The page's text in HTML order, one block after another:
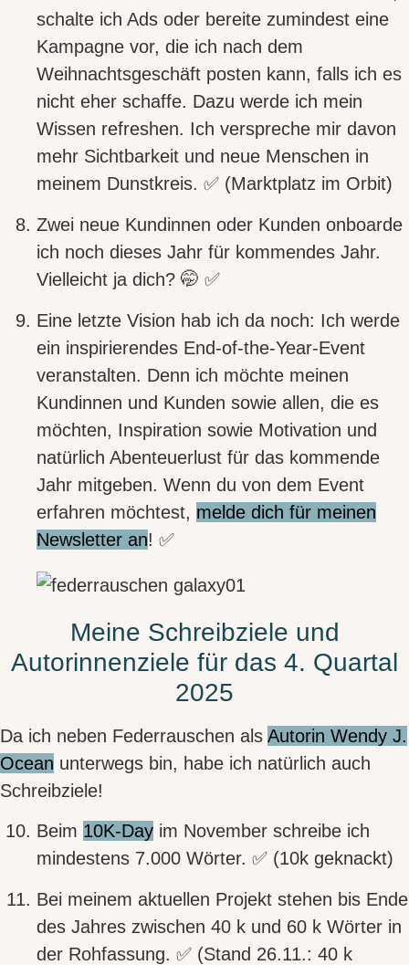
schalte ich Ads oder bereite zumindest eine
Kampagne vor, die ich nach dem
Weihnachtsgeschäft posten kann, falls ich es
nicht eher schaffe. Dazu werde ich mein
Wissen refreshen. Ich verspreche mir davon
mehr Sichtbarkeit und neue Menschen in
meinem Dunstkreis. ✅ (Marktplatz im Orbit)
Zwei neue Kundinnen oder Kunden onboarde
ich noch dieses Jahr für kommendes Jahr.
Vielleicht ja dich? 🤭 ✅
Eine letzte Vision hab ich da noch: Ich werde
ein inspirierendes End-of-the-Year-Event
veranstalten. Denn ich möchte meinen
Kundinnen und Kunden sowie allen, die es
möchten, Inspiration sowie Motivation und
natürlich Abenteuerlust für das kommende
Jahr mitgeben. Wenn du von dem Event
erfahren möchtest, melde dich für meinen
Newsletter an! ✅
Meine Schreibziele und
Autorinnenziele für das 4. Quartal
2025
Da ich neben Federrauschen als Autorin Wendy J.
Ocean unterwegs bin, habe ich natürlich auch
Schreibziele!
Beim 10K-Day im November schreibe ich
mindestens 7.000 Wörter. ✅ (10k geknackt)
Bei meinem aktuellen Projekt stehen bis Ende
des Jahres zwischen 40 k und 60 k Wörter in
der Rohfassung. ✅ (Stand 26.11.: 40 k